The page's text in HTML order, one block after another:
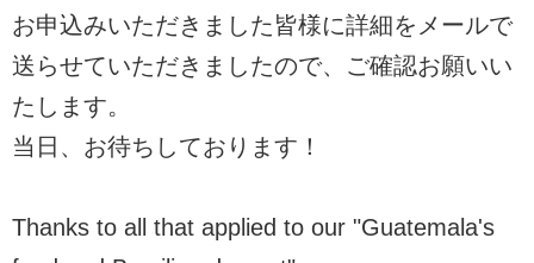
お申込みいただきました皆様に詳細をメールで
送らせていただきましたので、ご確認お願いい
たします。
当日、お待ちしております！
Thanks to all that applied to our "Guatemala's